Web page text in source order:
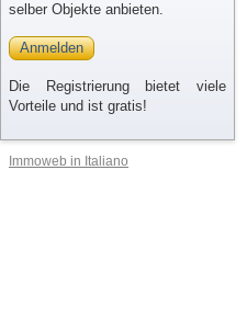
selber Objekte anbieten.
Anmelden
Die Registrierung bietet viele
Vorteile und ist gratis!
Immoweb in Italiano